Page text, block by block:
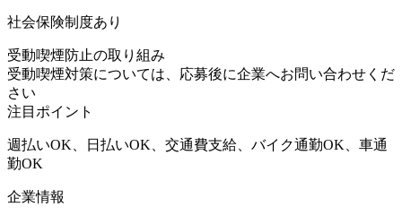
社会保険制度あり
受動喫煙防止の取り組み
受動喫煙対策については、応募後に企業へお問い合わせくだ
さい
注目ポイント
週払いOK、日払いOK、交通費支給、バイク通勤OK、車通
勤OK
企業情報